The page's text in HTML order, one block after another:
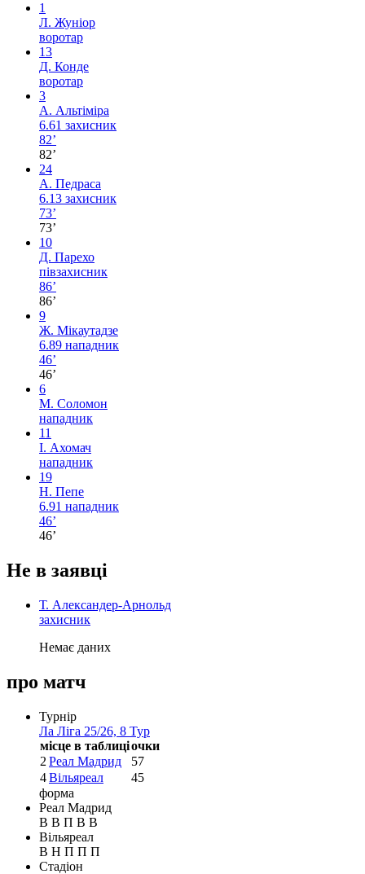
1
Л. Жуніор
воротар
13
Д. Конде
воротар
3
А. Альтіміра
6.61 захисник
82’
82’
24
А. Педраса
6.13 захисник
73’
73’
10
Д. Парехо
півзахисник
86’
86’
9
Ж. Мікаутадзе
6.89 нападник
46’
46’
6
М. Соломон
нападник
11
І. Ахомач
нападник
19
Н. Пепе
6.91 нападник
46’
46’
Не в заявці
Т. Александер-Арнольд
захисник
Немає даних
про матч
Турнір
Ла Ліга 25/26, 8 Тур
місце в таблиціочки
2 Реал Мадрид
57
4Вільяреал
45
форма
Реал Мадрид
В В П В В
Вільяреал
В Н П П П
Стадіон